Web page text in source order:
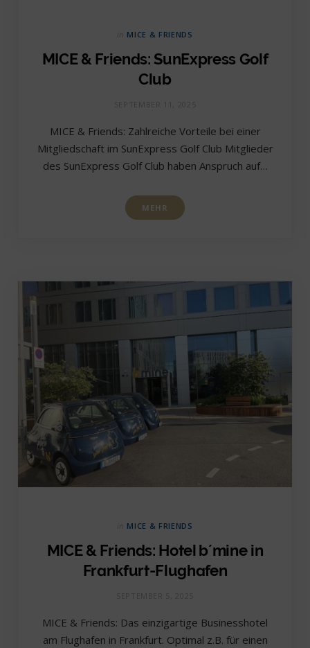
MICE & FRIENDS
MICE & Friends: SunExpress Golf
Club
MICE & Friends: Zahlreiche Vorteile bei einer
Mitgliedschaft im SunExpress Golf Club Mitglieder
des SunExpress Golf Club haben Anspruch auf…
MEHR
MICE & FRIENDS
MICE & Friends: Hotel b´mine in
Frankfurt-Flughafen
MICE & Friends: Das einzigartige Businesshotel
am Flughafen in Frankfurt. Optimal z.B. für einen